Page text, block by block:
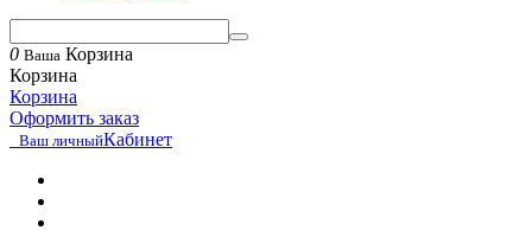
0 Ваша Корзина
Корзина
Корзина
Оформить заказ
Ваш личныйКабинет